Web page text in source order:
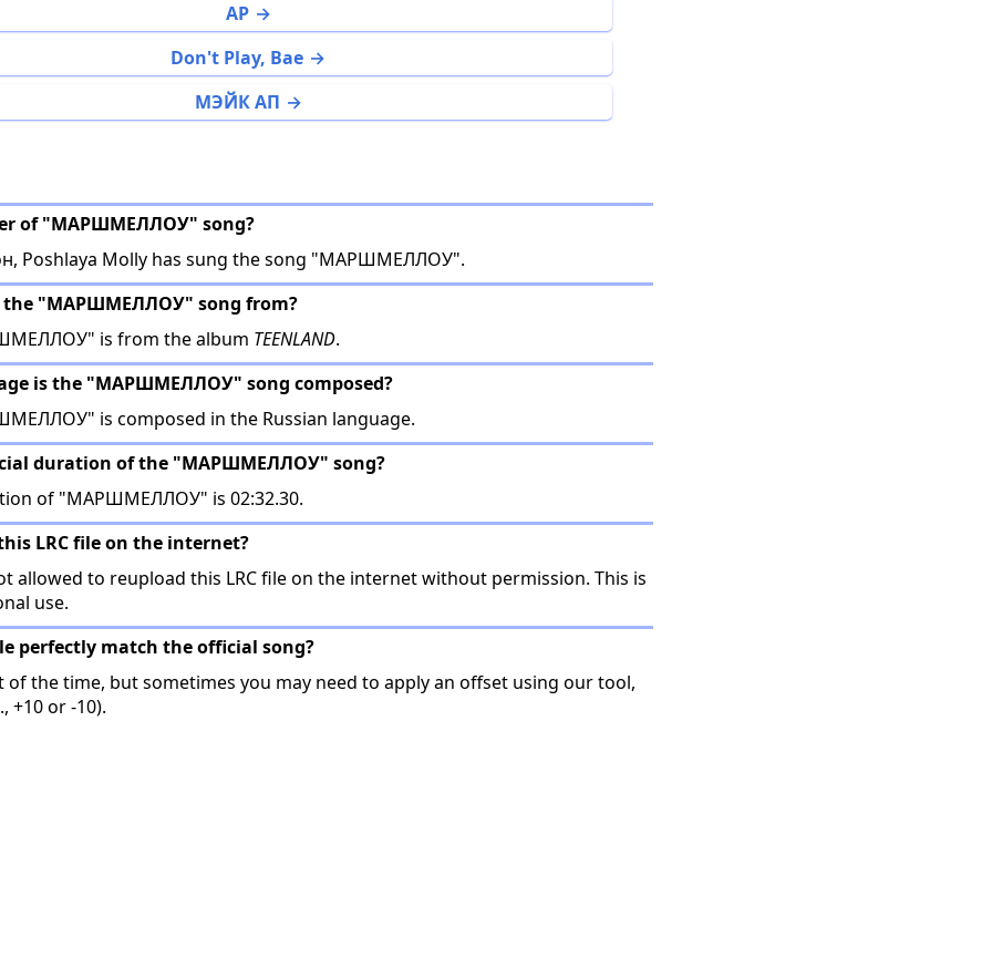
AP
Don't Play, Bae
МЭЙК АП
of "МАРШМЕЛЛОУ" song?
Poshlaya Molly has sung the song "МАРШМЕЛЛОУ".
the "МАРШМЕЛЛОУ" song from?
is from the album TEENLAND.
is the "МАРШМЕЛЛОУ" song composed?
is composed in the Russian language.
duration of the "МАРШМЕЛЛОУ" song?
of "МАРШМЕЛЛОУ" is 02:32.30.
LRC file on the internet?
allowed to reupload this LRC file on the internet without permission. This is
use.
perfectly match the official song?
of the time, but sometimes you may need to apply an offset using our tool,
+10 or -10).